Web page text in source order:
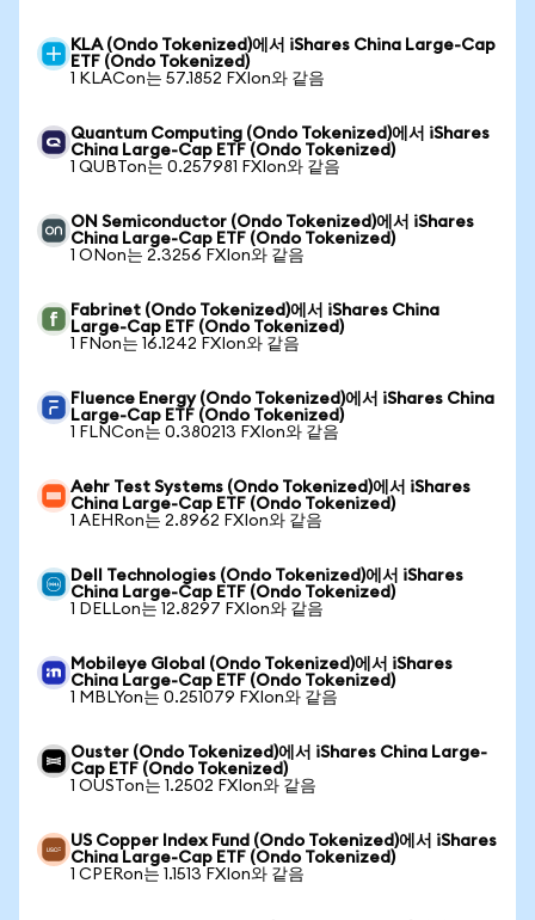
KLA (Ondo Tokenized)에서 iShares China Large-Cap
ETF (Ondo Tokenized)
1 KLACon는 57.1852 FXIon와 같음
Quantum Computing (Ondo Tokenized)에서 iShares
China Large-Cap ETF (Ondo Tokenized)
1 QUBTon는 0.257981 FXIon와 같음
ON Semiconductor (Ondo Tokenized)에서 iShares
China Large-Cap ETF (Ondo Tokenized)
1 ONon는 2.3256 FXIon와 같음
Fabrinet (Ondo Tokenized)에서 iShares China
Large-Cap ETF (Ondo Tokenized)
1 FNon는 16.1242 FXIon와 같음
Fluence Energy (Ondo Tokenized)에서 iShares China
Large-Cap ETF (Ondo Tokenized)
1 FLNCon는 0.380213 FXIon와 같음
Aehr Test Systems (Ondo Tokenized)에서 iShares
China Large-Cap ETF (Ondo Tokenized)
1 AEHRon는 2.8962 FXIon와 같음
Dell Technologies (Ondo Tokenized)에서 iShares
China Large-Cap ETF (Ondo Tokenized)
1 DELLon는 12.8297 FXIon와 같음
Mobileye Global (Ondo Tokenized)에서 iShares
China Large-Cap ETF (Ondo Tokenized)
1 MBLYon는 0.251079 FXIon와 같음
Ouster (Ondo Tokenized)에서 iShares China Large-
Cap ETF (Ondo Tokenized)
1 OUSTon는 1.2502 FXIon와 같음
US Copper Index Fund (Ondo Tokenized)에서 iShares
China Large-Cap ETF (Ondo Tokenized)
1 CPERon는 1.1513 FXIon와 같음